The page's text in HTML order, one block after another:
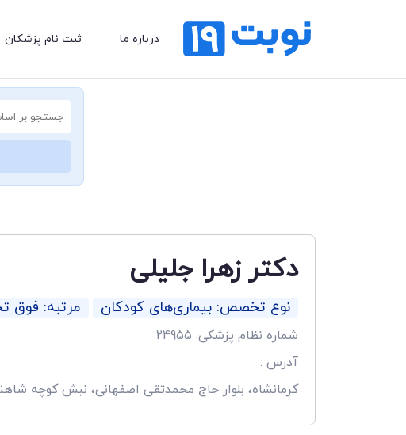
درباره ما ثبت نام پزشکان
دکتر زهرا جلیلی
نوع تخصص: بیماری‌های کودکان مرتبه:
شماره نظام پزشکی: 24955
آدرس :
کرمانشاه، بلوار حاج محمدتقی اصفهانی، نبش کوچه